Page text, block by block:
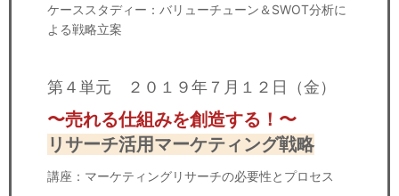
ケーススタディー：バリューチューン＆SWOT分析に
よる戦略立案
第４単元 ２０１９年７月１２日（金）
〜売れる仕組みを創造する！〜
リサーチ活用マーケティング戦略
講座：マーケティングリサーチの必要性とプロセス